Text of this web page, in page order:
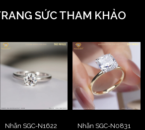
SỨC THAM KHẢO
Nhẫn SGC-N1622 Nhẫn SGC-N0831